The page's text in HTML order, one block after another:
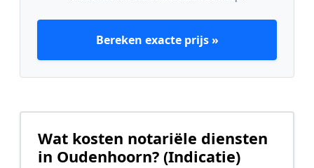
Bereken exacte prijs »
Wat kosten notariële diensten
in Oudenhoorn? (Indicatie)